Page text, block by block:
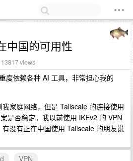
中国的可用性
13817 views
度依赖各种 AI 工具，非常担心我的
家庭网络，但是 Tailscale 的连接使用
是否稳定。我以前使用 IKEv2 的 VPN
没有正在中国使用 Tailscale 的朋友说
VPN